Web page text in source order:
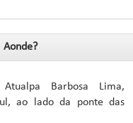
Aonde?
Barbosa Lima,
ao lado da ponte das